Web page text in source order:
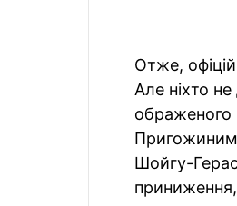
Отже,
Але ніхто
ображеного
Пригожиним
Шойгу-